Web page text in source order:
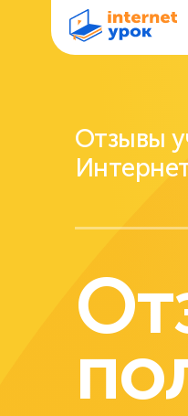
Отзывы